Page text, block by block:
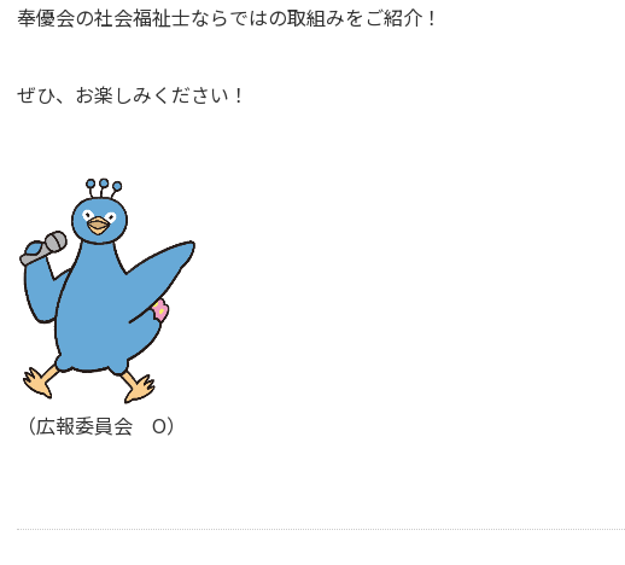
奉優会の社会福祉士ならではの取組みをご紹介！
ぜひ、お楽しみください！
（広報委員会 O）